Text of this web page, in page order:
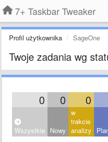
7+ Taskbar Tweaker
Profil użytkownika SageOne
Twoje zadania wg
0 0 0
Wszystkie Nowy
w
trakcie
analizy